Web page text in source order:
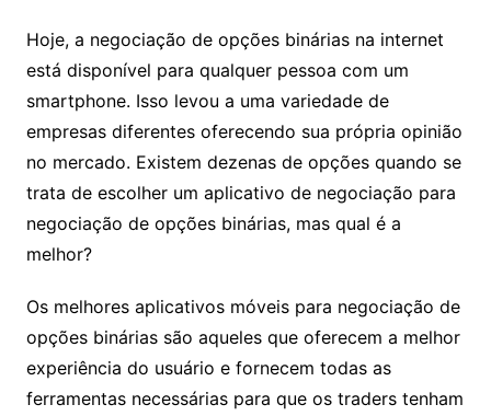
Hoje, a negociação de opções binárias na internet
está disponível para qualquer pessoa com um
smartphone. Isso levou a uma variedade de
empresas diferentes oferecendo sua própria opinião
no mercado. Existem dezenas de opções quando se
trata de escolher um aplicativo de negociação para
negociação de opções binárias, mas qual é a
melhor?
Os melhores aplicativos móveis para negociação de
opções binárias são aqueles que oferecem a melhor
experiência do usuário e fornecem todas as
ferramentas necessárias para que os traders tenham